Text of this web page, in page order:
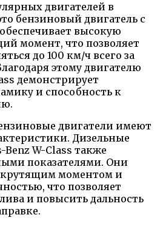
двигателей в
бензиновый двигатель с
высокую
момент, что позволяет
до 100 км/ч всего за
этому двигателю
демонстрирует
и способность к
двигатели имеют
Дизельные
Benz W-Class также
показателями. Они
моментом и
что позволяет
и повысить дальность